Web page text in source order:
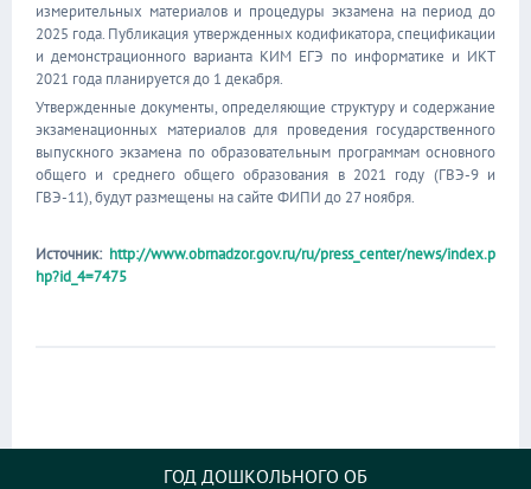
измерительных материалов и процедуры экзамена на период до
2025 года. Публикация утвержденных кодификатора, спецификации
и демонстрационного варианта КИМ ЕГЭ по информатике и ИКТ
2021 года планируется до 1 декабря.
Утвержденные документы, определяющие структуру и содержание
экзаменационных материалов для проведения государственного
выпускного экзамена по образовательным программам основного
общего и среднего общего образования в 2021 году (ГВЭ-9 и
ГВЭ-11), будут размещены на сайте ФИПИ до 27 ноября.
Источник: http://www.obrnadzor.gov.ru/ru/press_center/news/index.p
hp?id_4=7475
ГОД ДОШКОЛЬНОГО ОБ